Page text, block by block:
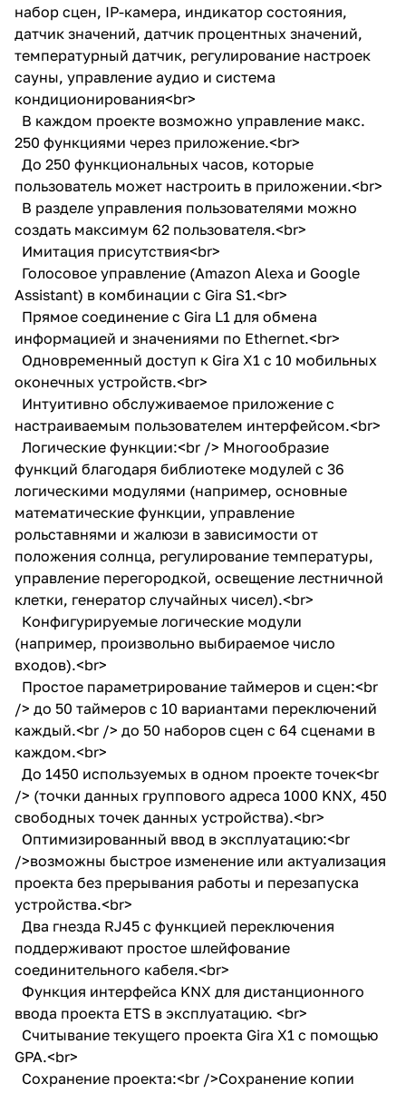
набор сцен, IP-камера, индикатор состояния,
датчик значений, датчик процентных значений,
температурный датчик, регулирование настроек
сауны, управление аудио и система
кондиционирования<br>
В каждом проекте возможно управление макс.
250 функциями через приложение.<br>
До 250 функциональных часов, которые
пользователь может настроить в приложении.<br>
В разделе управления пользователями можно
создать максимум 62 пользователя.<br>
Имитация присутствия<br>
Голосовое управление (Amazon Alexa и Google
Assistant) в комбинации с Gira S1.<br>
Прямое соединение с Gira L1 для обмена
информацией и значениями по Ethernet.<br>
Одновременный доступ к Gira X1 с 10 мобильных
оконечных устройств.<br>
Интуитивно обслуживаемое приложение с
настраиваемым пользователем интерфейсом.<br>
Логические функции:<br /> Многообразие
функций благодаря библиотеке модулей с 36
логическими модулями (например, основные
математические функции, управление
рольставнями и жалюзи в зависимости от
положения солнца, регулирование температуры,
управление перегородкой, освещение лестничной
клетки, генератор случайных чисел).<br>
Конфигурируемые логические модули
(например, произвольно выбираемое число
входов).<br>
Простое параметрирование таймеров и сцен:<br
/> до 50 таймеров с 10 вариантами переключений
каждый.<br /> до 50 наборов сцен с 64 сценами в
каждом.<br>
До 1450 используемых в одном проекте точек<br
/> (точки данных группового адреса 1000 KNX, 450
свободных точек данных устройства).<br>
Оптимизированный ввод в эксплуатацию:<br
/>возможны быстрое изменение или актуализация
проекта без прерывания работы и перезапуска
устройства.<br>
Два гнезда RJ45 с функцией переключения
поддерживают простое шлейфование
соединительного кабеля.<br>
Функция интерфейса KNX для дистанционного
ввода проекта ETS в эксплуатацию. <br>
Считывание текущего проекта Gira X1 с помощью
GPA.<br>
Сохранение проекта:<br />Сохранение копии